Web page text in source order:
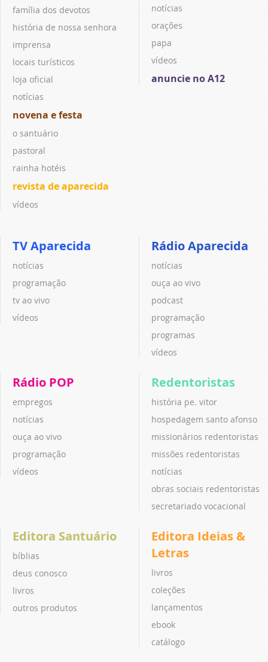
família dos devotos
história de nossa senhora
imprensa
locais turísticos
loja oficial
notícias
novena e festa
o santuário
pastoral
rainha hotéis
revista de aparecida
vídeos
notícias
orações
papa
vídeos
anuncie no A12
TV Aparecida
notícias
programação
tv ao vivo
vídeos
Rádio Aparecida
notícias
ouça ao vivo
podcast
programação
programas
vídeos
Rádio POP
empregos
notícias
ouça ao vivo
programação
vídeos
Redentoristas
história pe. vitor
hospedagem santo afonso
missionários redentoristas
missões redentoristas
notícias
obras sociais redentoristas
secretariado vocacional
Editora Santuário
bíblias
deus conosco
livros
outros produtos
Editora Ideias &
Letras
livros
coleções
lançamentos
ebook
catálogo